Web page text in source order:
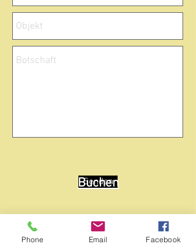
Senden
Buchen
Phone Email Facebook